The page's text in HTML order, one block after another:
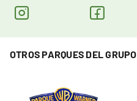
OTROS PARQUES DEL GRUPO